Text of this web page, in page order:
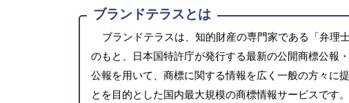
ブランドテラスとは
ブランドテラスは、知的財産の専門家である「弁理
のもと、日本国特許庁が発行する最新の公開商標公報
公報を用いて、商標に関する情報を広く一般の方々に
とを目的とした国内最大規模の商標情報サービスです。